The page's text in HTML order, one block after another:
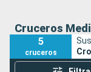
Cruceros
5
cruceros